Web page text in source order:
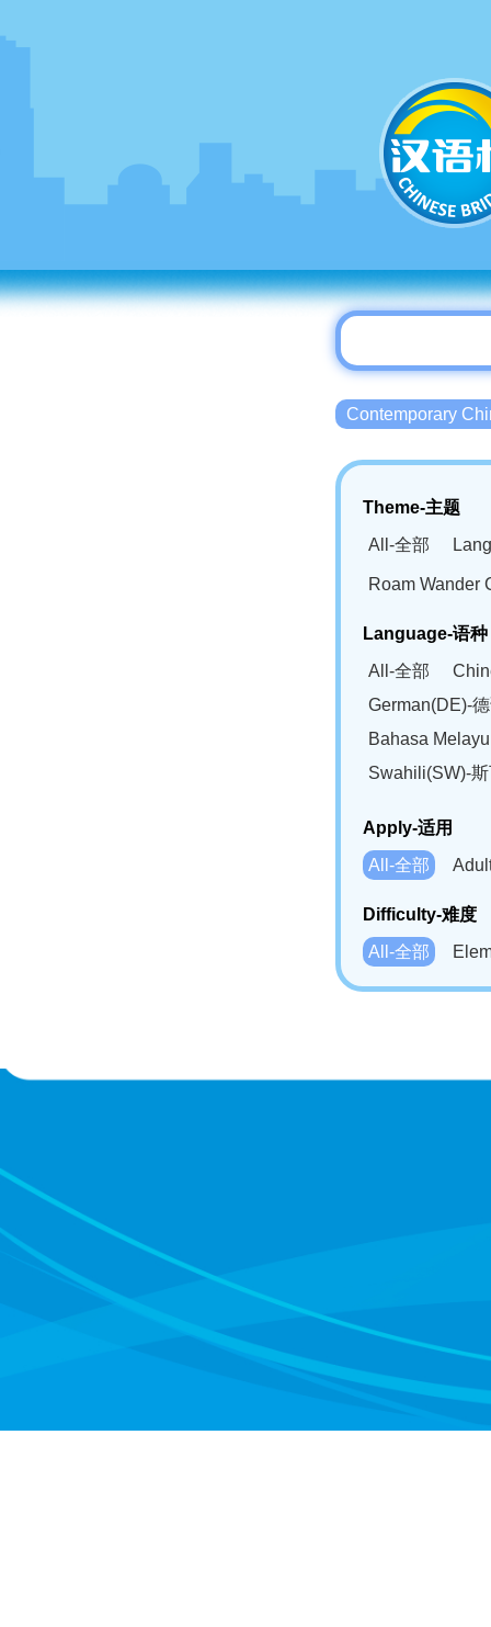
Contemporary
Theme-主题
All-全部
Roam Wander
Language-语种
All-全部
German(DE)-
Bahasa
Swahili(SW)-
Apply-适用
All-全部
Difficulty-难度
All-全部